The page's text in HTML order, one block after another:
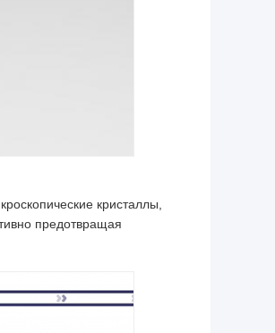
кристаллы,
предотвращая